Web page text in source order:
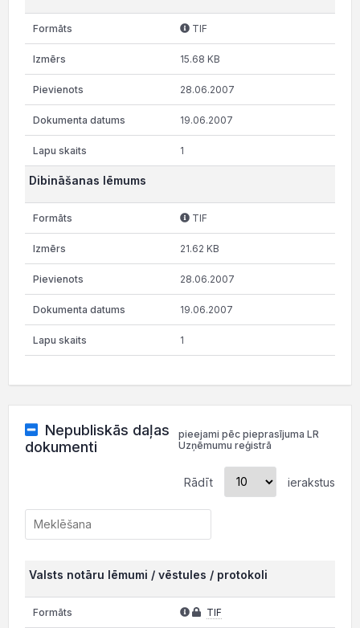
TIF
15.68 KB
28.06.2007
19.06.2007
1
Dibināšanas lēmums
TIF
21.62 KB
28.06.2007
19.06.2007
1
Nepubliskās daļas
dokumenti
pieejami pēc pieprasījuma LR
Uzņēmumu reģistrā
Rādīt ierakstus
Valsts notāru lēmumi / vēstules / protokoli
TIF